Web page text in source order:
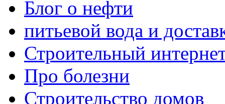
Блог о нефти
питьевой вода и
Строительный
Про болезни
Строительство домов